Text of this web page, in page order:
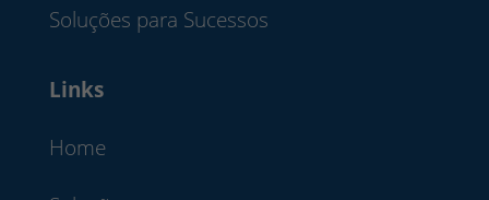
Soluções para Sucessos
Links
Home